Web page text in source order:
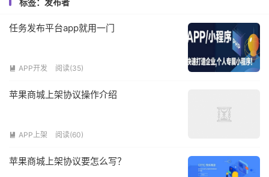
任务发布平台app就用一门
 APP开发 阅读(35)
苹果商城上架协议操作介绍
 APP上架 阅读(60)
苹果商城上架协议要怎么写？